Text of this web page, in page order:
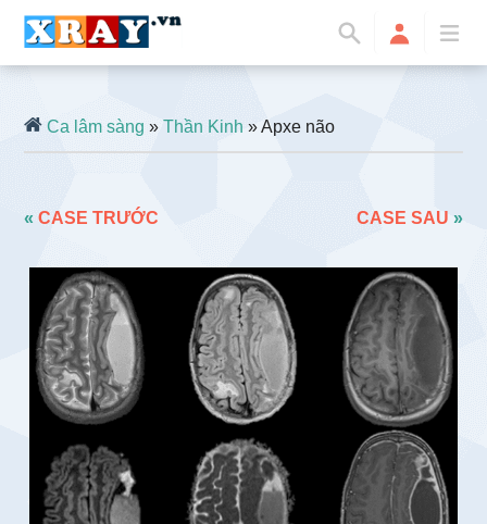
Ca lâm sàng »Thần Kinh » Apxe não
«CASE TRƯỚC CASE SAU »